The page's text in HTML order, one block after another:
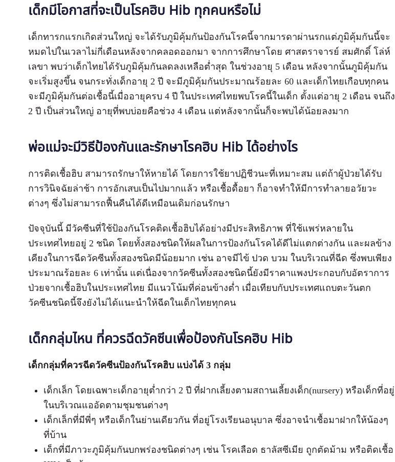
เด็กมีโอกาสที่จะเป็นโรคฮิบ Hib ทุกคนหรือไม่
เด็กทารกแรกเกิดส่วนใหญ่ จะได้รับภูมิคุ้มกันป้องกันโรคนี้จากมารดาผ่านรกแต่ภูมิคุ้มกันนี้จะ
หมดไปในเวลาไม่กี่เดือนหลังจากคลอดออกมา จากการศึกษาโดย ศาสตราจารย์ สมศักดิ์ โล่ห์
เลขา พบว่าเด็กไทยได้รับภูมิคุ้มกันลดลงเหลือต่ำสุด ในช่วงอายุ 5 เดือน หลังจากนั้นภูมิคุ้มกัน
จะเริ่มสูงขึ้น จนกระทั่งเด็กอายุ 2 ปี จะมีภูมิคุ้มกันประมาณร้อยละ 60 และเด็กไทยเกือบทุกคน
จะมีภูมิคุ้มกันต่อเชื้อนี้เมื่ออายุครบ 4 ปี ในประเทศไทยพบโรคนี้ในเด็ก ตั้งแต่อายุ 2 เดือน จนถึง
2 ปี เป็นส่วนใหญ่ อายุที่พบบ่อยคือช่วง 4 เดือน แต่หลังจากนั้นก็จะพบได้น้อยลงมาก
พ่อแม่จะมีวิธีป้องกันและรักษาโรคฮิบ Hib ได้อย่างไร
การติดเชื้อฮิบ สามารถรักษาให้หายได้ โดยการใช้ยาปฏิชีวนะที่เหมาะสม แต่ถ้าผู้ป่วยได้รับ
การวินิจฉัยล่าช้า การอักเสบเป็นไปมากแล้ว หรือเชื้อดื้อยา ก็อาจทำให้มีการทำลายอวัยวะ
ต่างๆ ซึ่งไม่สามารถฟื้นคืนได้ดีเหมือนเดิมก่อนรักษา
ปัจจุบันนี้ มีวัคซีนที่ใช้ป้องกันโรคติดเชื้อฮิบได้อย่างมีประสิทธิภาพ ที่ใช้แพร่หลายใน
ประเทศไทยอยู่ 2 ชนิด โดยทั้งสองชนิดให้ผลในการป้องกันโรคได้ดีไม่แตกต่างกัน และผลข้าง
เคียงในการฉีดวัคซีนทั้งสองชนิดมีน้อยมาก เช่น อาจมีไข้ ปวด บวม ในบริเวณที่ฉีด ซึ่งพบเพียง
ประมาณร้อยละ 6 เท่านั้น แต่เนื่องจากวัคซีนทั้งสองชนิดนี้ยังมีราคาแพงประกอบกับอัตราการ
ป่วยจากเชื้อฮิบในประเทศไทย มีแนวโน้มที่ค่อนข้างต่ำ เมื่อเทียบกับประเทศแถบตะวันตก
วัคซีนชนิดนี้จึงยังไม่ได้แนะนำให้ฉีดในเด็กไทยทุกคน
เด็กกลุ่มไหน ที่ควรฉีดวัคซีนเพื่อป้องกันโรคฮิบ Hib
เด็กกลุ่มที่ควรฉีดวัคซีนป้องกันโรคฮิบ แบ่งได้ 3 กลุ่ม
เด็กเล็ก โดยเฉพาะเด็กอายุต่ำกว่า 2 ปี ที่ฝากเลี้ยงตามสถานเลี้ยงเด็ก(nursery) หรือเด็กที่อยู่
ในบริเวณแออัดตามชุมชนต่างๆ
เด็กเล็กที่มีพี่ๆ หรือเด็กในย่านเดียวกัน ที่อยู่โรงเรียนอนุบาล ซึ่งอาจนำเชื้อมาฝากให้น้องๆ
ที่บ้าน
เด็กที่มีภาวะภูมิคุ้มกันบกพร่องชนิดต่างๆ เช่น โรคเลือด ธาลัสซีเมีย ถูกตัดม้าม หรือติดเชื้อ